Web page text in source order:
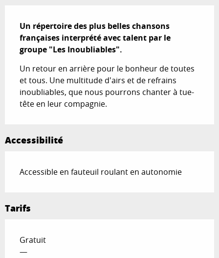
Un répertoire des plus belles chansons
françaises interprété avec talent par le
groupe "Les Inoubliables".
Un retour en arrière pour le bonheur de toutes
et tous. Une multitude d'airs et de refrains
inoubliables, que nous pourrons chanter à tue-
tête en leur compagnie.
Accessibilité
Accessible en fauteuil roulant en autonomie
Tarifs
Gratuit
—